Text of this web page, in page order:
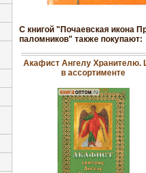
С книгой "Почаевская икона
паломников" также покупают:
Акафист Ангелу Хранителю.
в ассортименте